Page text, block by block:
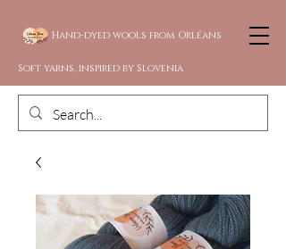
Hand-dyed wools from Orléans
Soft yarns, inspired by Slovenia